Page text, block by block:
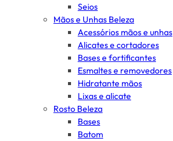
Seios
Mãos e Unhas Beleza
Acessórios mãos e unhas
Alicates e cortadores
Bases e fortificantes
Esmaltes e removedores
Hidratante mãos
Lixas e alicate
Rosto Beleza
Bases
Batom